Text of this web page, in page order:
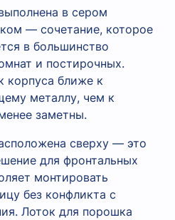
в сером
— сочетание, которое
в большинство
и постирочных.
корпуса ближе к
металлу, чем к
заметны.
сверху — это
для фронтальных
монтировать
без конфликта с
Лоток для порошка